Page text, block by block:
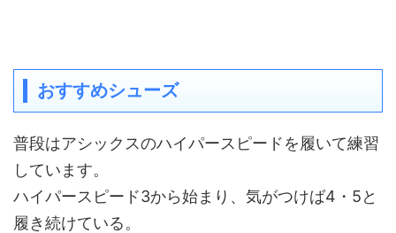
おすすめシューズ
普段はアシックスのハイパースピードを履いて練習
しています。
ハイパースピード3から始まり、気がつけば4・5と
履き続けている。